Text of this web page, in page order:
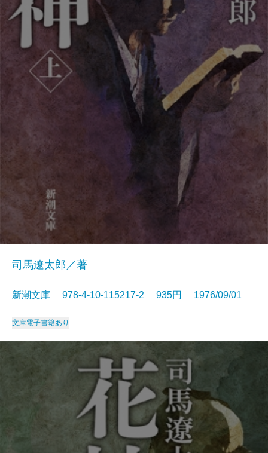
司馬遼太郎／著
新潮文庫 978-4-10-115217-2 935円 1976/09/01
文庫電子書籍あり